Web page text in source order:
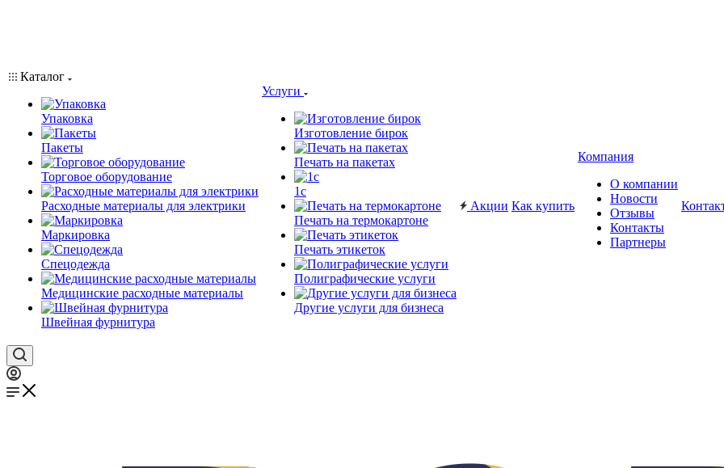
Каталог
Упаковка
Пакеты
Торговое оборудование
Расходные материалы для электрики
Маркировка
Спецодежда
Медицинские расходные материалы
Швейная фурнитура
Услуги
Изготовление бирок
Печать на пакетах
1c
Печать на термокартоне
Печать этикеток
Полиграфические услуги
Другие услуги для бизнеса
Акции Как купить
Компания
О компании
Новости
Отзывы
Контакты
Партнеры